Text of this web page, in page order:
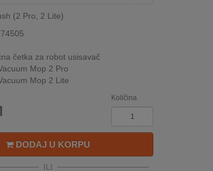
(2 Pro, 2 Lite)
četka za robot usisavač
Mop 2 Pro
Mop 2 Lite
Količina
DODAJ U KORPU
ILI